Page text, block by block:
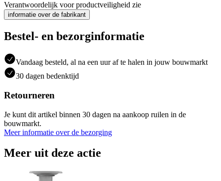
Verantwoordelijk voor productveiligheid zie
informatie over de fabrikant
Bestel- en bezorginformatie
Vandaag besteld, al na een uur af te halen in jouw bouwmarkt
30 dagen bedenktijd
Retourneren
Je kunt dit artikel binnen 30 dagen na aankoop ruilen in de
bouwmarkt.
Meer informatie over de bezorging
Meer uit deze actie